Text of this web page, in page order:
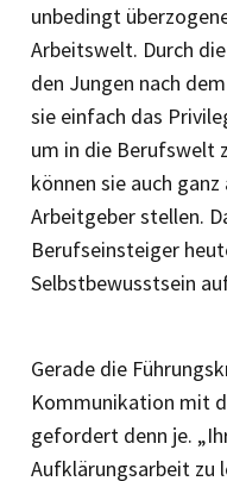
unbedingt
Arbeitswelt. Durch
den Jungen nach
sie einfach das
um in die Berufswelt
können sie auch
Arbeitgeber stellen.
Berufseinsteiger
Selbstbewusstsein
Gerade die
Kommunikation mit
gefordert denn je.
Aufklärungsarbeit zu